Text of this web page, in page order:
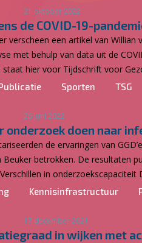
21 oktober 2022
de COVID-19-
verscheen een artikel van
met behulp van data uit de
staat hier voor Tijdschrift voor
Sporten TSG
26 juni 2022
onderzoek doen naar
de ervaringen van
betrokken. De resultaten
in
Kennisinfrastructuur
17 december 2021
in wijken met